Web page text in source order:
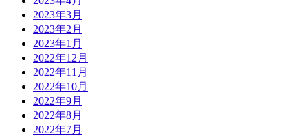
2023年3月
2023年2月
2023年1月
2022年12月
2022年11月
2022年10月
2022年9月
2022年8月
2022年7月